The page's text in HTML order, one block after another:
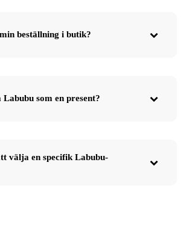
beställning i butik?
som en present?
välja en specifik Labubu-